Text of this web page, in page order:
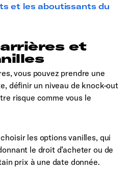
et les aboutissants du
et
vous pouvez prendre une
définir un niveau de knock-out
risque comme vous le
les options vanilles, qui
le droit d’acheter ou de
prix à une date donnée.